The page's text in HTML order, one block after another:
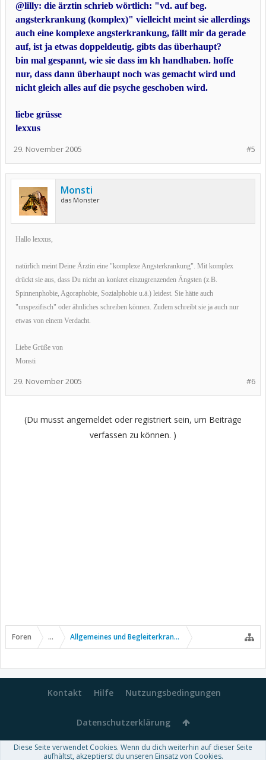
@lilly: die ärztin schrieb wörtlich: "vd. auf beg.
angsterkrankung (komplex)" vielleicht meint sie allerdings
auch eine komplexe angsterkrankung, fällt mir da gerade
auf, ist ja etwas doppeldeutig. gibts das überhaupt?
bin mal gespannt, wie sie dass im kh handhaben. hoffe
nur, dass dann überhaupt noch was gemacht wird und
nicht gleich alles auf die psyche geschoben wird.
liebe grüsse
lexxus
#5
29. November 2005
Monsti
das Monster
Hallo lexxus,
natürlich meint Deine Ärztin eine "komplexe Angsterkrankung". Mit komplex
drückt sie aus, dass Du nicht an konkret einzugrenzenden Ängsten (z.B.
Spinnenphobie, Agoraphobie, Sozialphobie u.ä.) leidest. Sie hätte auch
"unspezifisch" oder ähnliches schreiben können. Zudem schreibt sie ja auch nur
etwas von einem Verdacht.
Liebe Grüße von
Monsti
#6
29. November 2005
(Du musst angemeldet oder registriert sein, um Beiträge
verfassen zu können. )
Foren ... Allgemeines und Begleiterkrankungen
Kontakt Hilfe Nutzungsbedingungen
Datenschutzerklärung
Forum software by XenForo™-Deutsch von xenDach
Diese Seite verwendet Cookies. Wenn du dich weiterhin auf dieser Seite
aufhältst, akzeptierst du unseren Einsatz von Cookies.